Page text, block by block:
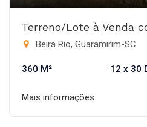
Terreno/Lote à Venda
Beira Rio, Guaramirim-SC
360 M² 12 x 30
Mais informações